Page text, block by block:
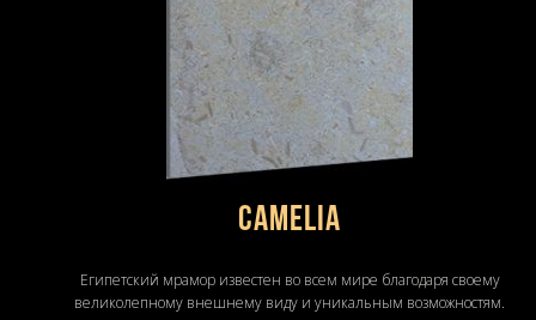
Camelia
Египетский мрамор известен во всем мире благодаря своему
великолепному внешнему виду и уникальным возможностям.